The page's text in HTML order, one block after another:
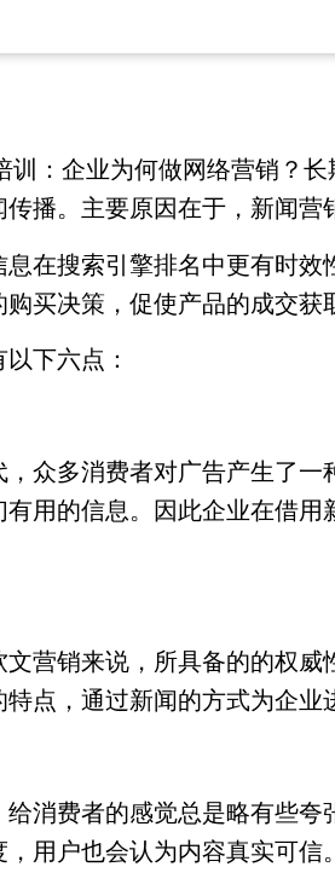
训：企业为何做网络营销？
播。主要原因在于，新闻
在搜索引擎排名中更有时
买决策，促使产品的成交获
下六点：
众多消费者对广告产生了
用的信息。因此企业在借
营销来说，所具备的的权
点，通过新闻的方式为企业
消费者的感觉总是略有些
用户也会认为内容真实可信。